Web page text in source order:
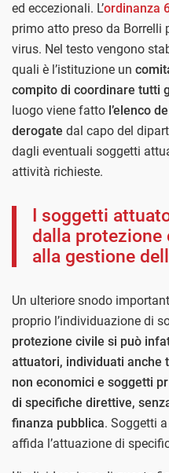
ed eccezionali. L’ordinanza
primo atto preso da Borrelli
virus. Nel testo vengono
quali è l’istituzione un
compito di coordinare tutti
luogo viene fatto l’elenco
derogate dal capo del
dagli eventuali soggetti
attività richieste.
I soggetti
dalla
alla gestione
Un ulteriore snodo
proprio l’individuazione di
protezione civile si può
attuatori, individuati anche
non economici e soggetti
di specifiche direttive,
finanza pubblica. Soggetti
affida l’attuazione di